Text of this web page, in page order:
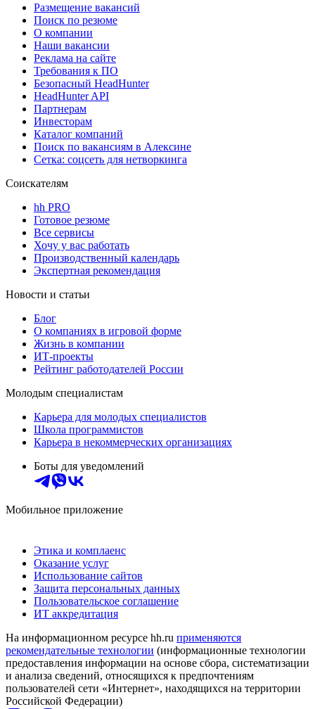
Размещение вакансий
Поиск по резюме
О компании
Наши вакансии
Реклама на сайте
Требования к ПО
Безопасный HeadHunter
HeadHunter API
Партнерам
Инвесторам
Каталог компаний
Поиск по вакансиям в Алексине
Сетка: соцсеть для нетворкинга
Соискателям
hh PRO
Готовое резюме
Все сервисы
Хочу у вас работать
Производственный календарь
Экспертная рекомендация
Новости и статьи
Блог
О компаниях в игровой форме
Жизнь в компании
ИТ-проекты
Рейтинг работодателей России
Молодым специалистам
Карьера для молодых специалистов
Школа программистов
Карьера в некоммерческих организациях
Боты для уведомлений
Мобильное приложение
Этика и комплаенс
Оказание услуг
Использование сайтов
Защита персональных данных
Пользовательское соглашение
ИТ аккредитация
На информационном ресурсе hh.ru применяются
рекомендательные технологии (информационные технологии
предоставления информации на основе сбора, систематизации
и анализа сведений, относящихся к предпочтениям
пользователей сети «Интернет», находящихся на территории
Российской Федерации)